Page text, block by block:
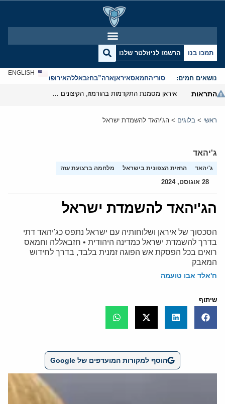
תמכו בנו הרשמו לניוזלטר שלנו
נושאים חמים: סוריהחמאסאיראןארה”בחזבאללהאירופהאנטישמיות
ENGLISH
התראות
ראשי > בלוגים > הג'יהאד להשמדת ישראל
ג'יהאד
ג'יהאד החזית הצפונית בישראל מלחמה ברצועת עזה
28 אוגוסט, 2024
הג'יהאד להשמדת ישראל
הסכסוך של איראן ושלוחותיה עם ישראל נתפס כג'יהאד דתי
בדרך להשמדת ישראל כמדינה היהודית • חזבאללה וחמאס
רואים בכל הפסקת אש הפוגה זמנית בלבד, בדרך לחידוש
המאבק
ח'אלד אבו טועמה
שיתוף
הוסף למקורות המועדפים של Google